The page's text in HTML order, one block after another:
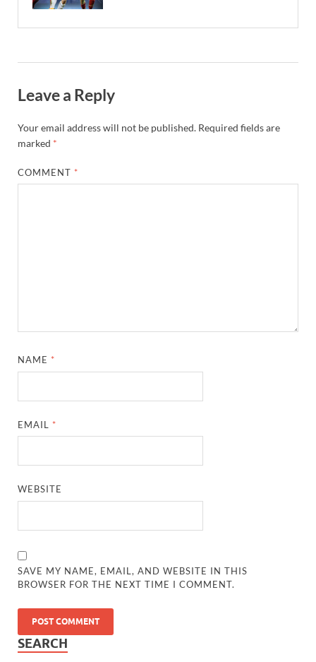
Leave a Reply
Your email address will not be published. Required fields are
marked *
COMMENT *
NAME *
EMAIL *
WEBSITE
SAVE MY NAME, EMAIL, AND WEBSITE IN THIS
BROWSER FOR THE NEXT TIME I COMMENT.
SEARCH